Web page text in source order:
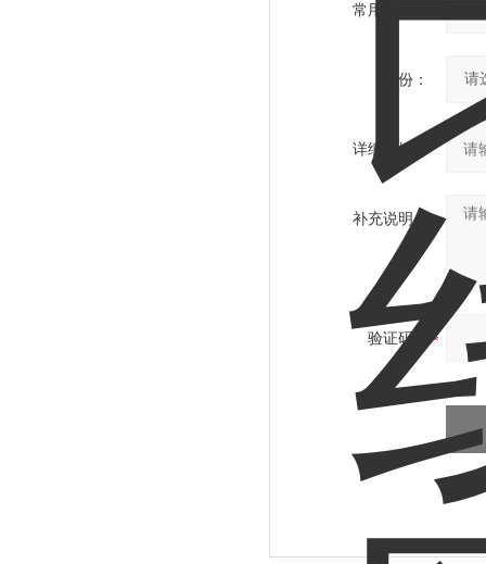
常用邮箱：
省份：
详细地址：
补充说明：
验证码：